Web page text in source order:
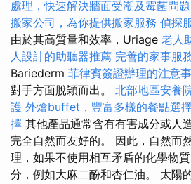
處理，快速解決牆面受潮及霉菌問題
搬家公司，為你提供搬家服務 偵探
由於其高質量和效率，Uriage 老人
人設計的助聽器推薦 完善的家事服
Bariederm 菲律賓簽證辦理的注意
對手方面脫穎而出。 北部地區安養
護 外燴buffet，豐富多樣的餐點選
擇 其他產品通常含有有害成分或人
完全自然而友好的。 因此，自然而
理，如果不使用相互矛盾的化學物
分，例如大麻二酚和杏仁油。 太陽